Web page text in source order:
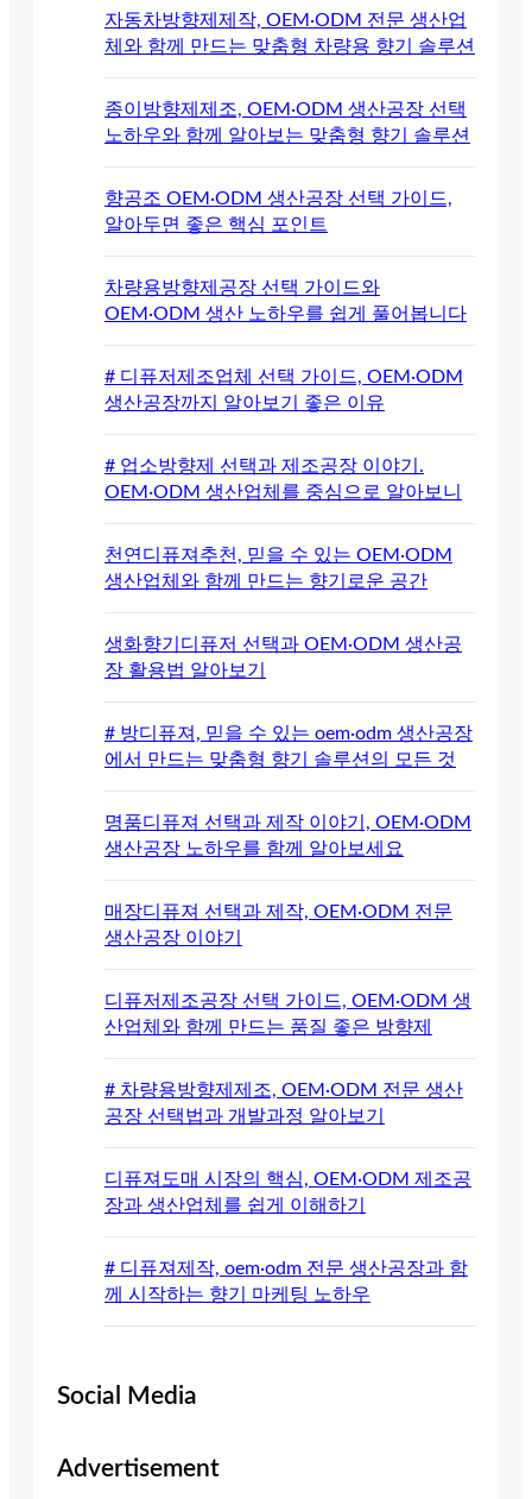
자동차방향제제작, OEM·ODM 전문 생산업
체와 함께 만드는 맞춤형 차량용 향기 솔루션
종이방향제제조, OEM·ODM 생산공장 선택
노하우와 함께 알아보는 맞춤형 향기 솔루션
향공조 OEM·ODM 생산공장 선택 가이드,
알아두면 좋은 핵심 포인트
차량용방향제공장 선택 가이드와
OEM·ODM 생산 노하우를 쉽게 풀어봅니다
# 디퓨저제조업체 선택 가이드, OEM·ODM
생산공장까지 알아보기 좋은 이유
# 업소방향제 선택과 제조공장 이야기.
OEM·ODM 생산업체를 중심으로 알아보니
천연디퓨져추천, 믿을 수 있는 OEM·ODM
생산업체와 함께 만드는 향기로운 공간
생화향기디퓨저 선택과 OEM·ODM 생산공
장 활용법 알아보기
# 방디퓨져, 믿을 수 있는 oem·odm 생산공장
에서 만드는 맞춤형 향기 솔루션의 모든 것
명품디퓨져 선택과 제작 이야기, OEM·ODM
생산공장 노하우를 함께 알아보세요
매장디퓨져 선택과 제작, OEM·ODM 전문
생산공장 이야기
디퓨저제조공장 선택 가이드, OEM·ODM 생
산업체와 함께 만드는 품질 좋은 방향제
# 차량용방향제제조, OEM·ODM 전문 생산
공장 선택법과 개발과정 알아보기
디퓨져도매 시장의 핵심, OEM·ODM 제조공
장과 생산업체를 쉽게 이해하기
# 디퓨져제작, oem·odm 전문 생산공장과 함
께 시작하는 향기 마케팅 노하우
Social Media
Advertisement